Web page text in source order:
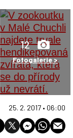
12
Fotogalerie >
25. 2. 2017 • 06:00